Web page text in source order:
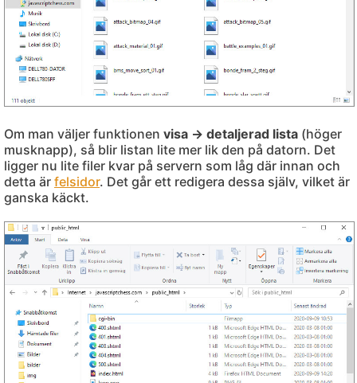
Om man väljer funktionen visa -> detaljerad lista (höger
musknapp), så blir listan lite mer lik den på datorn. Det
ligger nu lite filer kvar på servern som låg där innan och
detta är felsidor. Det går ett redigera dessa själv, vilket är
ganska käckt.